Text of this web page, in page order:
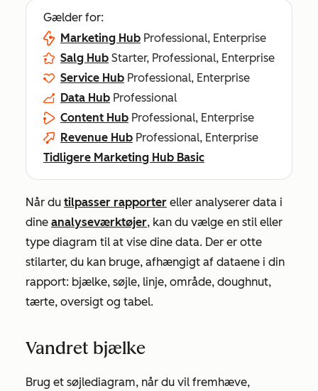
Gælder for:
Marketing Hub Professional, Enterprise
Salg Hub Starter, Professional, Enterprise
Service Hub Professional, Enterprise
Data Hub Professional
Content Hub Professional, Enterprise
Revenue Hub Professional, Enterprise
Tidligere Marketing Hub Basic
Når du tilpasser rapporter eller analyserer data i
dine analyseværktøjer, kan du vælge en stil eller
type diagram til at vise dine data. Der er otte
stilarter, du kan bruge, afhængigt af dataene i din
rapport: bjælke, søjle, linje, område, doughnut,
tærte, oversigt og tabel.
Vandret bjælke
Brug et søjlediagram, når du vil fremhæve,